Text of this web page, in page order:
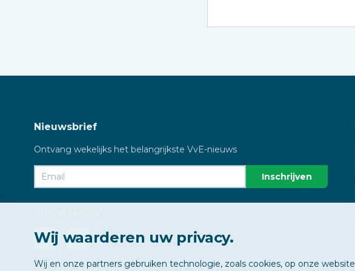
Nieuwsbrief
Ontvang wekelijks het belangrijkste VvE-nieuws
Wij waarderen uw privacy.
Wij en onze partners gebruiken technologie, zoals cookies, op onze website